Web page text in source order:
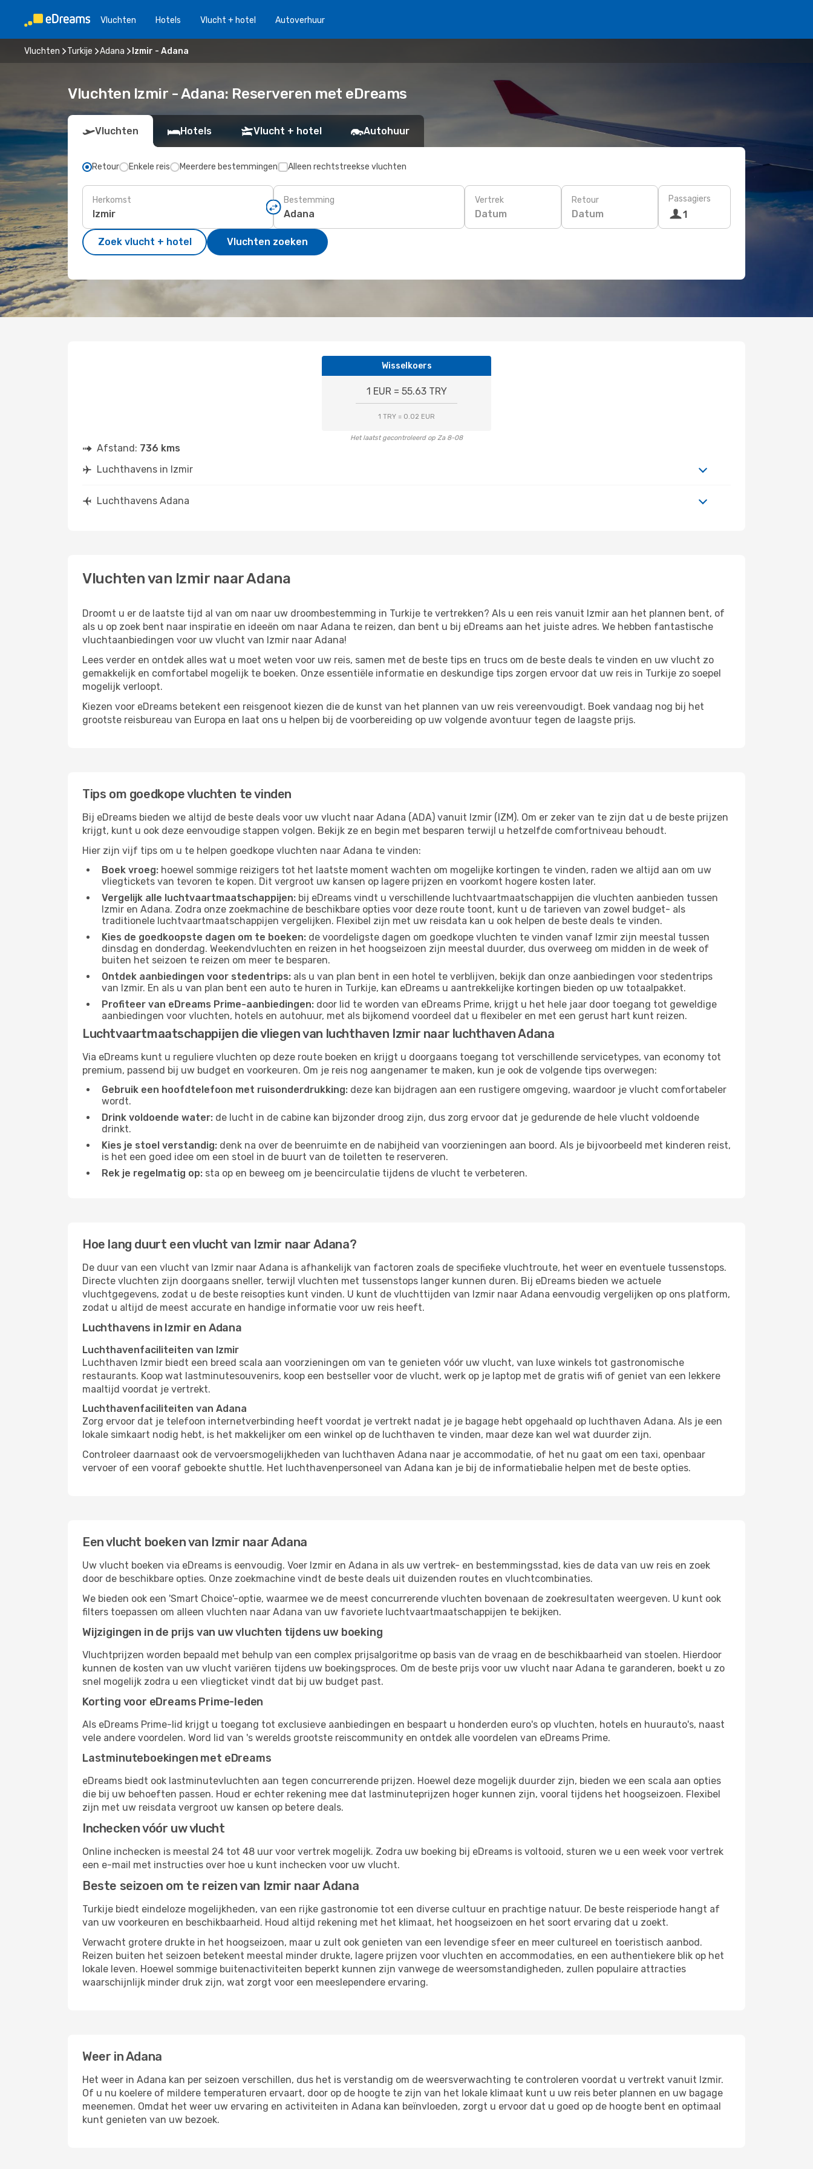
Vluchten Hotels Vlucht + hotel Autoverhuur
Vluchten Turkije Adana Izmir - Adana
Vluchten Izmir - Adana: Reserveren met eDreams
Vluchten Hotels Vlucht + hotel Autohuur
Retour Enkele reis Meerdere bestemmingen Alleen rechtstreekse vluchten
Herkomst Bestemming Vertrek
Datum
Retour
Datum
Passagiers
1
Zoek vlucht + hotel Vluchten zoeken
Wisselkoers
1 EUR = 55.63 TRY
1 TRY = 0.02 EUR
Het laatst gecontroleerd op Za 8-08
Afstand: 736 kms
Luchthavens in Izmir
Luchthavens Adana
Vluchten van Izmir naar Adana
Droomt u er de laatste tijd al van om naar uw droombestemming in Turkije te vertrekken? Als u een reis vanuit Izmir aan het plannen bent, of
als u op zoek bent naar inspiratie en ideeën om naar Adana te reizen, dan bent u bij eDreams aan het juiste adres. We hebben fantastische
vluchtaanbiedingen voor uw vlucht van Izmir naar Adana!
Lees verder en ontdek alles wat u moet weten voor uw reis, samen met de beste tips en trucs om de beste deals te vinden en uw vlucht zo
gemakkelijk en comfortabel mogelijk te boeken. Onze essentiële informatie en deskundige tips zorgen ervoor dat uw reis in Turkije zo soepel
mogelijk verloopt.
Kiezen voor eDreams betekent een reisgenoot kiezen die de kunst van het plannen van uw reis vereenvoudigt. Boek vandaag nog bij het
grootste reisbureau van Europa en laat ons u helpen bij de voorbereiding op uw volgende avontuur tegen de laagste prijs.
Tips om goedkope vluchten te vinden
Bij eDreams bieden we altijd de beste deals voor uw vlucht naar Adana (ADA) vanuit Izmir (IZM). Om er zeker van te zijn dat u de beste prijzen
krijgt, kunt u ook deze eenvoudige stappen volgen. Bekijk ze en begin met besparen terwijl u hetzelfde comfortniveau behoudt.
Hier zijn vijf tips om u te helpen goedkope vluchten naar Adana te vinden:
Boek vroeg: hoewel sommige reizigers tot het laatste moment wachten om mogelijke kortingen te vinden, raden we altijd aan om uw
vliegtickets van tevoren te kopen. Dit vergroot uw kansen op lagere prijzen en voorkomt hogere kosten later.
Vergelijk alle luchtvaartmaatschappijen: bij eDreams vindt u verschillende luchtvaartmaatschappijen die vluchten aanbieden tussen
Izmir en Adana. Zodra onze zoekmachine de beschikbare opties voor deze route toont, kunt u de tarieven van zowel budget- als
traditionele luchtvaartmaatschappijen vergelijken. Flexibel zijn met uw reisdata kan u ook helpen de beste deals te vinden.
Kies de goedkoopste dagen om te boeken: de voordeligste dagen om goedkope vluchten te vinden vanaf Izmir zijn meestal tussen
dinsdag en donderdag. Weekendvluchten en reizen in het hoogseizoen zijn meestal duurder, dus overweeg om midden in de week of
buiten het seizoen te reizen om meer te besparen.
Ontdek aanbiedingen voor stedentrips: als u van plan bent in een hotel te verblijven, bekijk dan onze aanbiedingen voor stedentrips
van Izmir. En als u van plan bent een auto te huren in Turkije, kan eDreams u aantrekkelijke kortingen bieden op uw totaalpakket.
Profiteer van eDreams Prime-aanbiedingen: door lid te worden van eDreams Prime, krijgt u het hele jaar door toegang tot geweldige
aanbiedingen voor vluchten, hotels en autohuur, met als bijkomend voordeel dat u flexibeler en met een gerust hart kunt reizen.
Luchtvaartmaatschappijen die vliegen van luchthaven Izmir naar luchthaven Adana
Via eDreams kunt u reguliere vluchten op deze route boeken en krijgt u doorgaans toegang tot verschillende servicetypes, van economy tot
premium, passend bij uw budget en voorkeuren. Om je reis nog aangenamer te maken, kun je ook de volgende tips overwegen:
Gebruik een hoofdtelefoon met ruisonderdrukking: deze kan bijdragen aan een rustigere omgeving, waardoor je vlucht comfortabeler
wordt.
Drink voldoende water: de lucht in de cabine kan bijzonder droog zijn, dus zorg ervoor dat je gedurende de hele vlucht voldoende
drinkt.
Kies je stoel verstandig: denk na over de beenruimte en de nabijheid van voorzieningen aan boord. Als je bijvoorbeeld met kinderen reist,
is het een goed idee om een ​​stoel in de buurt van de toiletten te reserveren.
Rek je regelmatig op: sta op en beweeg om je beencirculatie tijdens de vlucht te verbeteren.
Hoe lang duurt een vlucht van Izmir naar Adana?
De duur van een vlucht van Izmir naar Adana is afhankelijk van factoren zoals de specifieke vluchtroute, het weer en eventuele tussenstops.
Directe vluchten zijn doorgaans sneller, terwijl vluchten met tussenstops langer kunnen duren. Bij eDreams bieden we actuele
vluchtgegevens, zodat u de beste reisopties kunt vinden. U kunt de vluchttijden van Izmir naar Adana eenvoudig vergelijken op ons platform,
zodat u altijd de meest accurate en handige informatie voor uw reis heeft.
Luchthavens in Izmir en Adana
Luchthavenfaciliteiten van Izmir
Luchthaven Izmir biedt een breed scala aan voorzieningen om van te genieten vóór uw vlucht, van luxe winkels tot gastronomische
restaurants. Koop wat lastminutesouvenirs, koop een bestseller voor de vlucht, werk op je laptop met de gratis wifi of geniet van een lekkere
maaltijd voordat je vertrekt.
Luchthavenfaciliteiten van Adana
Zorg ervoor dat je telefoon internetverbinding heeft voordat je vertrekt nadat je je bagage hebt opgehaald op luchthaven Adana. Als je een
lokale simkaart nodig hebt, is het makkelijker om een ​​winkel op de luchthaven te vinden, maar deze kan wel wat duurder zijn.
Controleer daarnaast ook de vervoersmogelijkheden van luchthaven Adana naar je accommodatie, of het nu gaat om een ​​taxi, openbaar
vervoer of een vooraf geboekte shuttle. Het luchthavenpersoneel van Adana kan je bij de informatiebalie helpen met de beste opties.
Een vlucht boeken van Izmir naar Adana
Uw vlucht boeken via eDreams is eenvoudig. Voer Izmir en Adana in als uw vertrek- en bestemmingsstad, kies de data van uw reis en zoek
door de beschikbare opties. Onze zoekmachine vindt de beste deals uit duizenden routes en vluchtcombinaties.
We bieden ook een 'Smart Choice'-optie, waarmee we de meest concurrerende vluchten bovenaan de zoekresultaten weergeven. U kunt ook
filters toepassen om alleen vluchten naar Adana van uw favoriete luchtvaartmaatschappijen te bekijken.
Wijzigingen in de prijs van uw vluchten tijdens uw boeking
Vluchtprijzen worden bepaald met behulp van een complex prijsalgoritme op basis van de vraag en de beschikbaarheid van stoelen. Hierdoor
kunnen de kosten van uw vlucht variëren tijdens uw boekingsproces. Om de beste prijs voor uw vlucht naar Adana te garanderen, boekt u zo
snel mogelijk zodra u een vliegticket vindt dat bij uw budget past.
Korting voor eDreams Prime-leden
Als eDreams Prime-lid krijgt u toegang tot exclusieve aanbiedingen en bespaart u honderden euro's op vluchten, hotels en huurauto's, naast
vele andere voordelen. Word lid van 's werelds grootste reiscommunity en ontdek alle voordelen van eDreams Prime.
Lastminuteboekingen met eDreams
eDreams biedt ook lastminutevluchten aan tegen concurrerende prijzen. Hoewel deze mogelijk duurder zijn, bieden we een scala aan opties
die bij uw behoeften passen. Houd er echter rekening mee dat lastminuteprijzen hoger kunnen zijn, vooral tijdens het hoogseizoen. Flexibel
zijn met uw reisdata vergroot uw kansen op betere deals.
Inchecken vóór uw vlucht
Online inchecken is meestal 24 tot 48 uur voor vertrek mogelijk. Zodra uw boeking bij eDreams is voltooid, sturen we u een week voor vertrek
een e-mail met instructies over hoe u kunt inchecken voor uw vlucht.
Beste seizoen om te reizen van Izmir naar Adana
Turkije biedt eindeloze mogelijkheden, van een rijke gastronomie tot een diverse cultuur en prachtige natuur. De beste reisperiode hangt af
van uw voorkeuren en beschikbaarheid. Houd altijd rekening met het klimaat, het hoogseizoen en het soort ervaring dat u zoekt.
Verwacht grotere drukte in het hoogseizoen, maar u zult ook genieten van een levendige sfeer en meer cultureel en toeristisch aanbod.
Reizen buiten het seizoen betekent meestal minder drukte, lagere prijzen voor vluchten en accommodaties, en een authentiekere blik op het
lokale leven. Hoewel sommige buitenactiviteiten beperkt kunnen zijn vanwege de weersomstandigheden, zullen populaire attracties
waarschijnlijk minder druk zijn, wat zorgt voor een meeslependere ervaring.
Weer in Adana
Het weer in Adana kan per seizoen verschillen, dus het is verstandig om de weersverwachting te controleren voordat u vertrekt vanuit Izmir.
Of u nu koelere of mildere temperaturen ervaart, door op de hoogte te zijn van het lokale klimaat kunt u uw reis beter plannen en uw bagage
meenemen. Omdat het weer uw ervaring en activiteiten in Adana kan beïnvloeden, zorgt u ervoor dat u goed op de hoogte bent en optimaal
kunt genieten van uw bezoek.